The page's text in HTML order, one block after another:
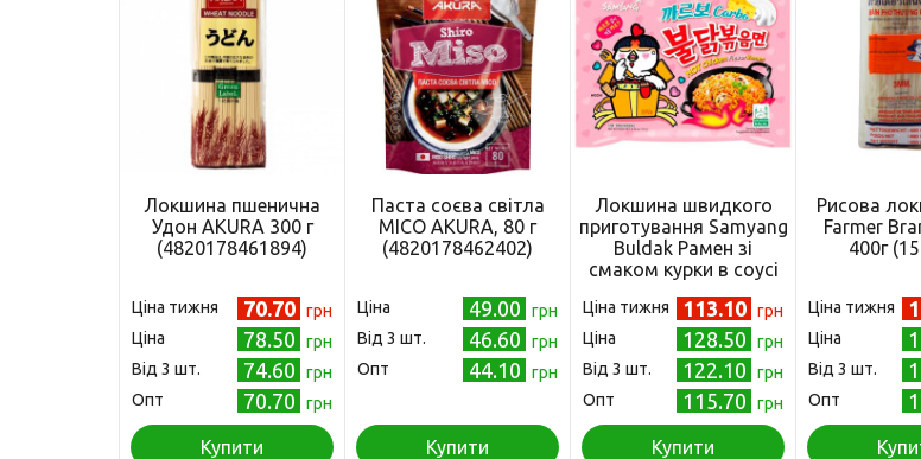
Локшина пшенична
Удон AKURA 300 г
(4820178461894)
Ціна тижня 70.70 грн
Ціна
78.50
грн
Від 3 шт.
74.60
грн
Опт
70.70 грн
Купити
Паста соєва світла
МІСО AKURA, 80 г
(4820178462402)
Ціна 49.00
грн
Від 3 шт.
46.60
грн
Опт
44.10 грн
Купити
Локшина швидкого
приготування Samyang
Buldak Рамен зі
смаком курки в соусі
(180544)
Ціна тижня 113.10 грн
Ціна
128.50
грн
Від 3 шт.
122.10
грн
Опт
115.70 грн
Купити
Рисова
Farmer
400г
Ціна тижня
Ціна
Від 3 шт.
Опт